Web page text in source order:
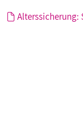
Alterssicherung: